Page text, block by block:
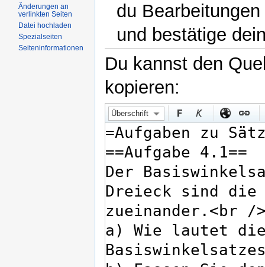
du
und bestätige
Du kannst den
kopieren:
Überschrift
Änderungen an
verlinkten Seiten
Datei hochladen
Spezialseiten
Seiteninformationen